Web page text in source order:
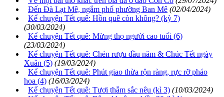
Đến Đà Lạt Mê, ngắm phố phường Ban Mê (02/04/2024)
Kể chuyện Tết quê: Hồn quê còn không? (kỳ 7)
(30/03/2024)
Kể chuyện Tết quê: Mừng thọ người cao tuổi (6)
(23/03/2024)
Kể chuyện Tết quê: Chén rượu đầu năm & Chúc Tết ngày
Xuân (5) (19/03/2024)
Kể chuyện Tết quê: Phút giao thừa rộn ràng, rực rỡ pháo
hoa (4) (16/03/2024)
Kể chuyện Tết quê: Tươi thắm sắc nêu (kì 3) (10/03/2024)